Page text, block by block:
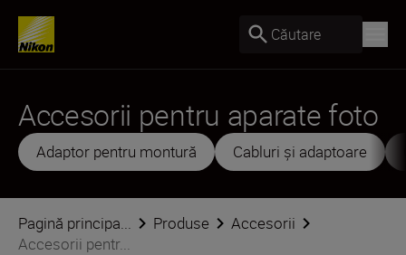
Căutare
Accesorii pentru aparate foto
Adaptor pentru montură Cabluri și adaptoare
Pagină principa... Produse
Accesorii
Accesorii pentr...